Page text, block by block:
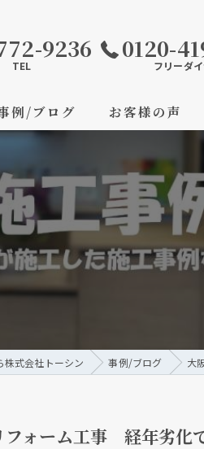
9236
TEL
0120-
フリーダ
例/ブログ お客様の声
株式会社トーシン 事例/ブログ 大
ォーム工事 経年劣化